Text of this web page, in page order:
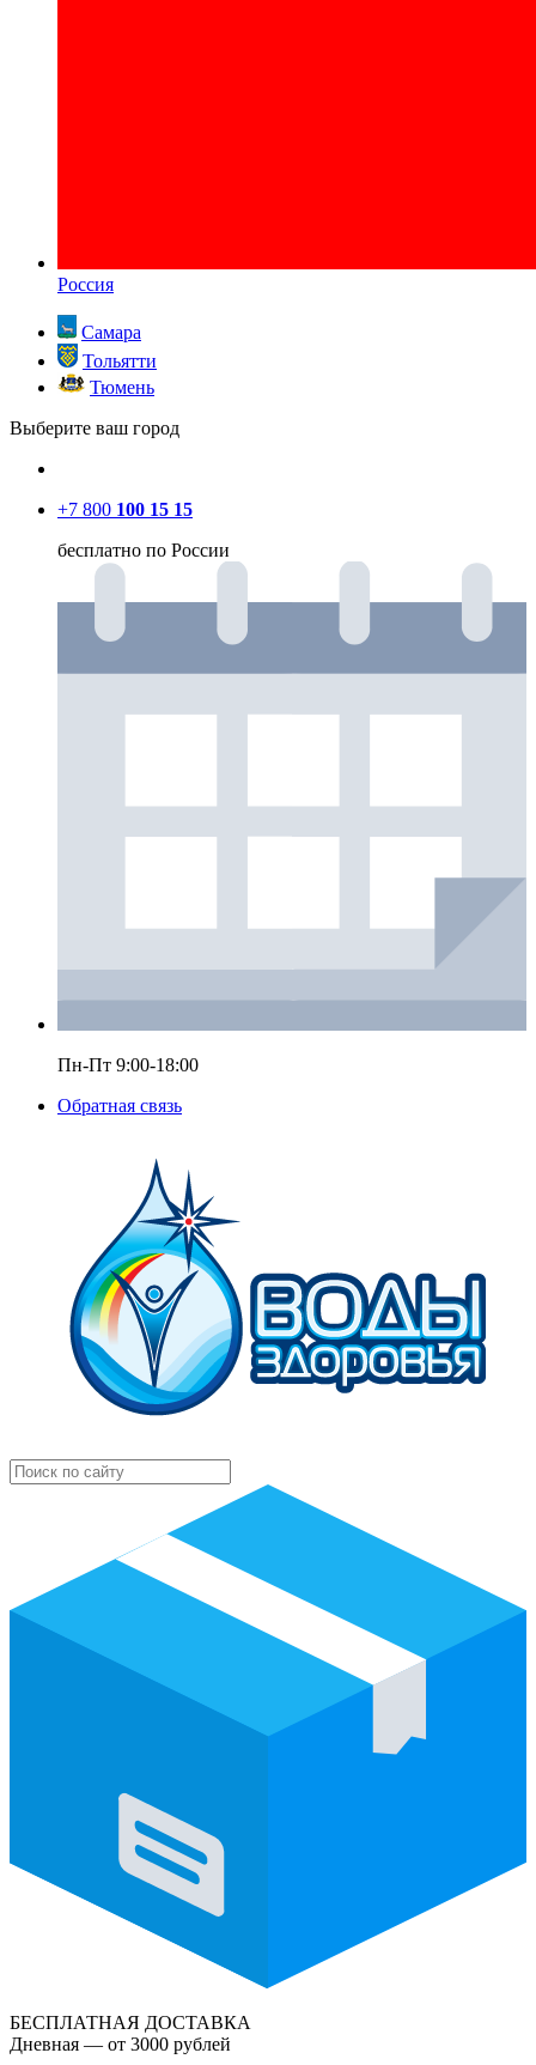
Россия
Самара
Тольятти
Тюмень
Выберите ваш город
+7 800 100 15 15
бесплатно по России
Пн-Пт 9:00-18:00
Обратная связь
БЕСПЛАТНАЯ ДОСТАВКА
Дневная — от 3000 рублей